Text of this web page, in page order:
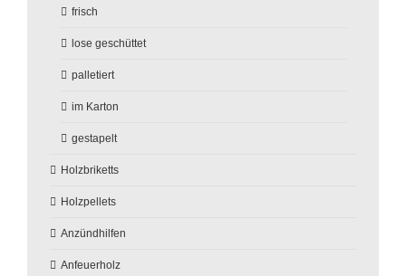
frisch
lose geschüttet
palletiert
im Karton
gestapelt
Holzbriketts
Holzpellets
Anzündhilfen
Anfeuerholz